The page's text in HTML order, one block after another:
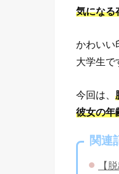
気になる
かわいい
大学生で
今回は、
彼女の年
関連
【